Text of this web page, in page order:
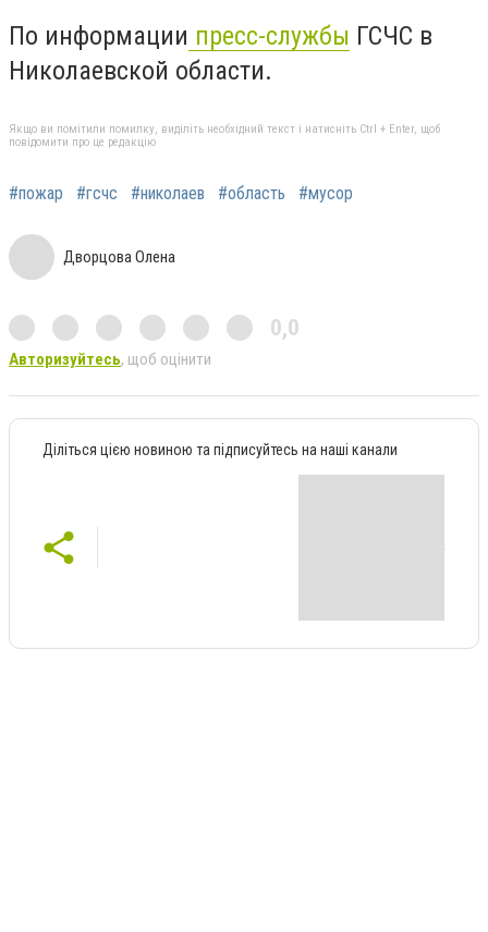
По информации пресс-службы ГСЧС в
Николаевской области.
Якщо ви помітили помилку, виділіть необхідний текст і натисніть Ctrl + Enter, щоб
повідомити про це редакцію
#пожар #гсчс #николаев #область #мусор
Дворцова Олена
0,0
Авторизуйтесь, щоб оцінити
Діліться цією новиною та підписуйтесь на наші канали